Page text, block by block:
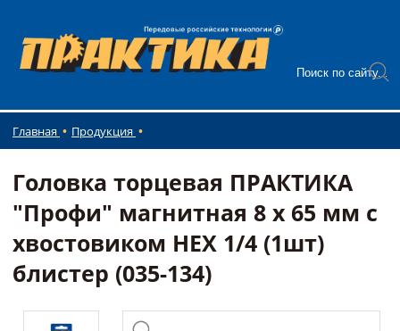
Главная Продукция
Головка торцевая ПРАКТИКА
"Профи" магнитная 8 х 65 мм с
хвостовиком HEX 1/4 (1шт)
блистер (035-134)